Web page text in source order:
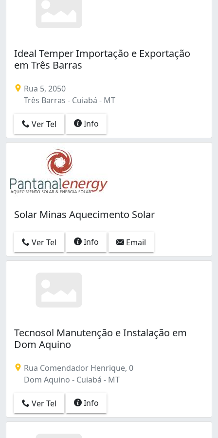
Ideal Temper Importação e Exportação
em Três Barras
Rua 5, 2050
Três Barras - Cuiabá - MT
Ver Tel Info
Solar Minas Aquecimento Solar
Ver Tel Info Email
Tecnosol Manutenção e Instalação em
Dom Aquino
Rua Comendador Henrique, 0
Dom Aquino - Cuiabá - MT
Ver Tel Info